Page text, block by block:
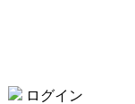
ログイン